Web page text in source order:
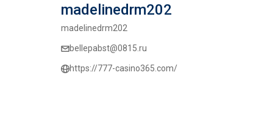
madelinedrm202
madelinedrm202
bellepabst@0815.ru
https://777-casino365.com/